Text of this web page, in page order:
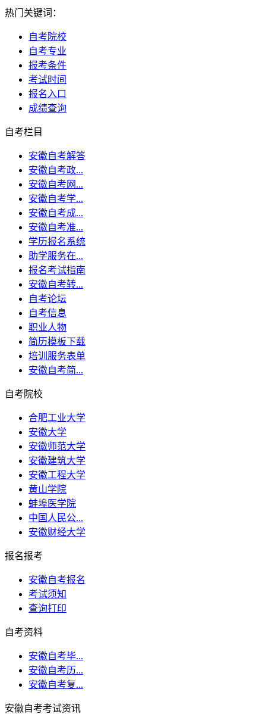
热门关键词：
自考院校
自考专业
报考条件
考试时间
报名入口
成绩查询
自考栏目
安徽自考解答
安徽自考政...
安徽自考网...
安徽自考学...
安徽自考成...
安徽自考准...
学历报名系统
助学服务在...
报名考试指南
安徽自考转...
自考论坛
自考信息
职业人物
简历模板下载
培训服务表单
安徽自考简...
自考院校
合肥工业大学
安徽大学
安徽师范大学
安徽建筑大学
安徽工程大学
黄山学院
蚌埠医学院
中国人民公...
安徽财经大学
报名报考
安徽自考报名
考试须知
查询打印
自考资料
安徽自考毕...
安徽自考历...
安徽自考复...
安徽自考考试资讯